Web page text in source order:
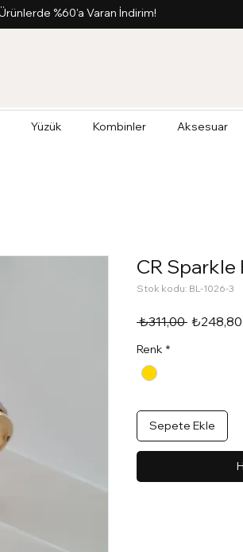
%60'a Varan İndirim!
Yüzük Kombinler Aksesuar
CR
Stok kodu: BL-1026-3
₺311,00 Normal
₺248,80
Renk *
Sepete Ekle